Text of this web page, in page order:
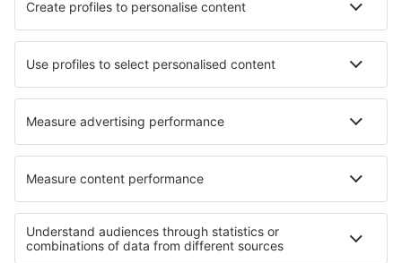
Hoteluri în Czorsztyn Hoteluri în Wirrina Cove
Hoteluri în Labis
Cele mai bune hoteluri - regiuni
Hoteluri in Lacul Como Hoteluri in Pejo Fonti
Hoteluri in Lacul Garda Hoteluri in Val di Fassa
Hoteluri in Sicilia Hoteluri în Guadalupe